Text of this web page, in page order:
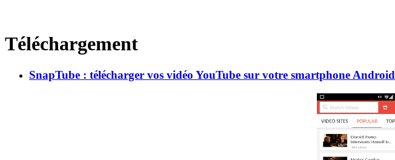
Téléchargement
SnapTube : télécharger vos vidéo YouTube sur votre smartphone Android